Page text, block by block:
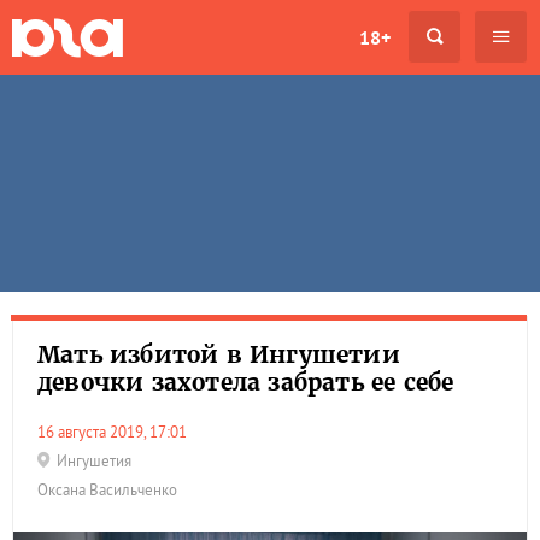
18+
Мать избитой в Ингушетии
девочки захотела забрать ее себе
16 августа 2019, 17:01
Ингушетия
Оксана Васильченко